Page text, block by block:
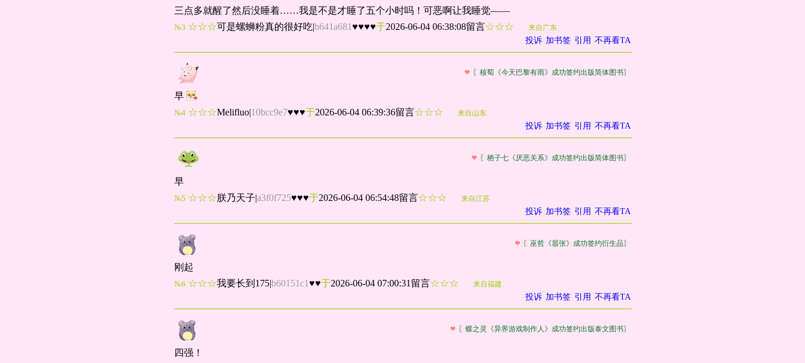
三点多就醒了然后没睡着……我是不是才睡了五个小时吗！可恶啊让我睡觉——
№3 ☆☆☆可是螺蛳粉真的很好吃|b641a681♥♥♥♥于2026-06-04 06:38:08留言☆☆☆ 来自广东
投诉 加书签 引用 不再看TA
〖核萄《今天巴黎有雨》成功签约出版简体图书〗
早
№4 ☆☆☆Melifluo|10bcc9e7♥♥♥于2026-06-04 06:39:36留言☆☆☆ 来自山东
投诉 加书签 引用 不再看TA
〖栖子七《厌恶关系》成功签约出版简体图书〗
早
№5 ☆☆☆朕乃天子|a3f0f725♥♥♥于2026-06-04 06:54:48留言☆☆☆ 来自江苏
投诉 加书签 引用 不再看TA
〖巫哲《嚣张》成功签约衍生品〗
刚起
№6 ☆☆☆我要长到175|b60151c1♥♥于2026-06-04 07:00:31留言☆☆☆ 来自福建
投诉 加书签 引用 不再看TA
〖蝶之灵《异界游戏制作人》成功签约出版泰文图书〗
四强！